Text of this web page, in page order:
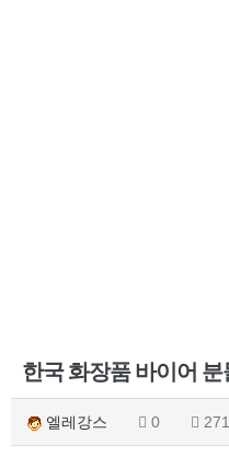
한국 화장품 바이어
엘레강스 0